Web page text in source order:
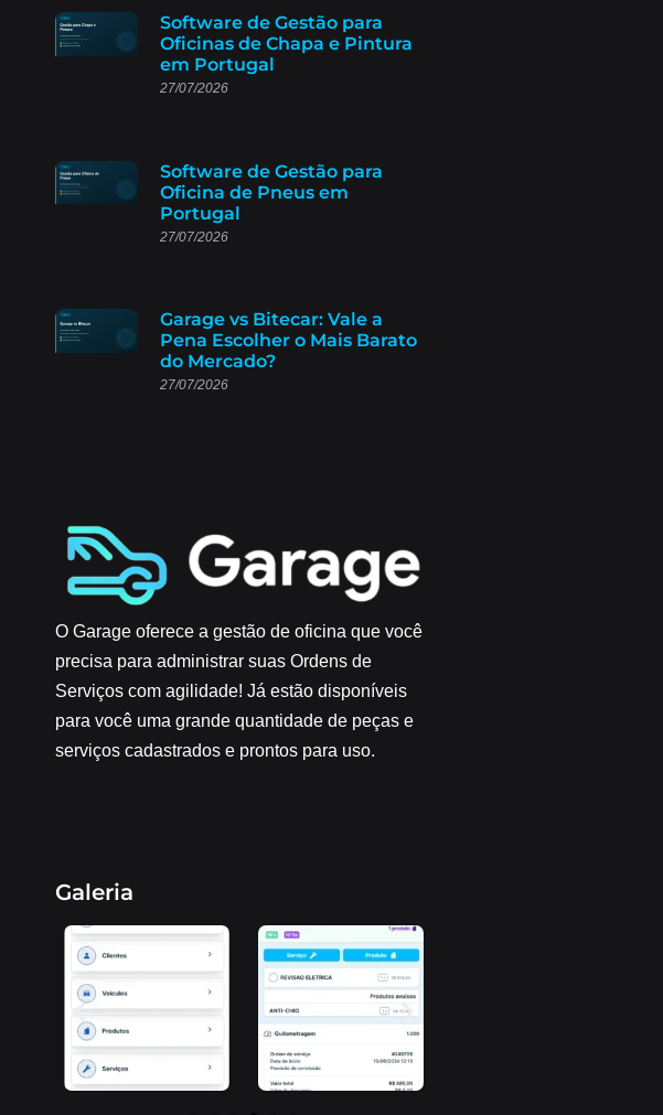
Software de Gestão para
Oficinas de Chapa e Pintura
em Portugal
27/07/2026
Software de Gestão para
Oficina de Pneus em
Portugal
27/07/2026
Garage vs Bitecar: Vale a
Pena Escolher o Mais Barato
do Mercado?
27/07/2026
O Garage oferece a gestão de oficina que você
precisa para administrar suas Ordens de
Serviços com agilidade! Já estão disponíveis
para você uma grande quantidade de peças e
serviços cadastrados e prontos para uso.
Galeria